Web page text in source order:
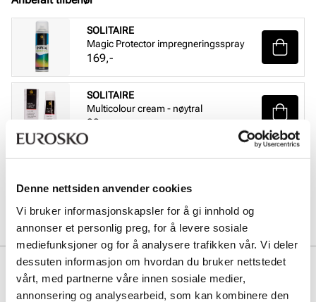
Denne nettsiden anvender cookies
Vi bruker informasjonskapsler for å gi innhold og
annonser et personlig preg, for å levere sosiale
mediefunksjoner og for å analysere trafikken vår. Vi deler
dessuten informasjon om hvordan du bruker nettstedet
vårt, med partnerne våre innen sosiale medier,
annonsering og analysearbeid, som kan kombinere den
SOLITAIRE
Magic Protector impregneringsspray
Pris
169,-
SOLITAIRE
Multicolour cream - nøytral
Pris
99,-
SOLITAIRE
Pris
229,-
Beskrivelse
Tamaris klassiske ballerinasko i glatt skinn kombinerer elegant